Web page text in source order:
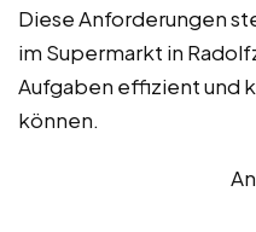
Diese Anforderungen
im Supermarkt in
Aufgaben effizient und
können.